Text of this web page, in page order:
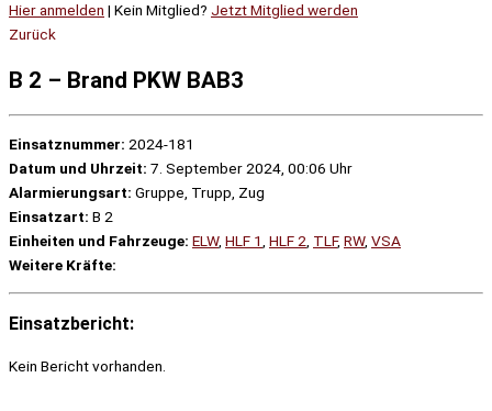
Hier anmelden | Kein Mitglied? Jetzt Mitglied werden
Zurück
B 2 – Brand PKW BAB3
Einsatznummer: 2024-181
Datum und Uhrzeit: 7. September 2024, 00:06 Uhr
Alarmierungsart: Gruppe, Trupp, Zug
Einsatzart: B 2
Einheiten und Fahrzeuge: ELW, HLF 1 HLF 2 TLF, RW, VSA
Weitere Kräfte:
Einsatzbericht:
Kein Bericht vorhanden.